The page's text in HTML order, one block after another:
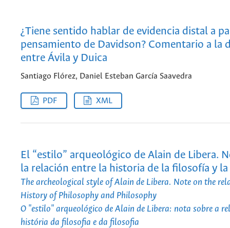
¿Tiene sentido hablar de evidencia distal a
pensamiento de Davidson? Comentario a la
entre Ávila y Duica
Santiago Flórez, Daniel Esteban García Saavedra
PDF XML
El “estilo” arqueológico de Alain de Libera.
la relación entre la historia de la filosofía y
The archeological style of Alain de Libera. Note on the
History of Philosophy and Philosophy
O "estilo" arqueológico de Alain de Libera: nota sobre a
história da filosofia e da filosofia